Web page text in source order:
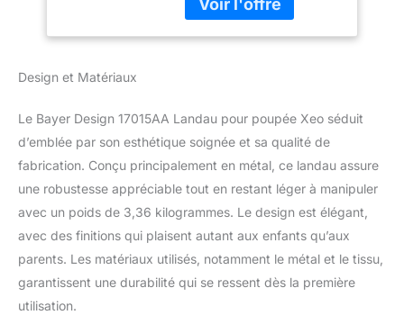
cm Facilement
orientables pour
conduire facilement
Design et Matériaux
Le Bayer Design 17015AA Landau pour poupée Xeo séduit
d’emblée par son esthétique soignée et sa qualité de
fabrication. Conçu principalement en métal, ce landau assure
une robustesse appréciable tout en restant léger à manipuler
avec un poids de 3,36 kilogrammes. Le design est élégant,
avec des finitions qui plaisent autant aux enfants qu’aux
parents. Les matériaux utilisés, notamment le métal et le tissu,
garantissent une durabilité qui se ressent dès la première
utilisation.